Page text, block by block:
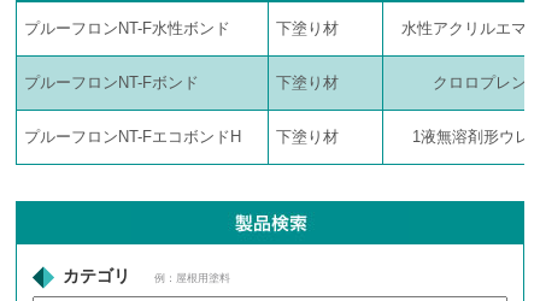
プルーフロンNT-F水性ボンド 下塗り材 水性アクリルエマ
プルーフロンNT-Fボンド 下塗り材 クロロプレン
プルーフロンNT-FエコボンドH 下塗り材 1液無溶剤形ウレ
カテゴリ 例：屋根用塗料